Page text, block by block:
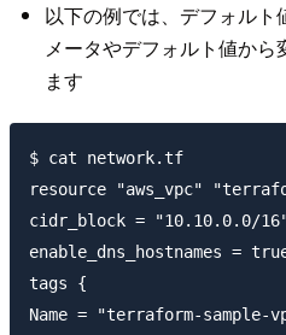
以下の例では、デフォルト
メータやデフォルト値か
ます
$ cat network.tf
resource "aws_vpc"
cidr_block = "10.10.0.0/
enable_dns_hostnames =
tags {
Name = "terraform-sample-